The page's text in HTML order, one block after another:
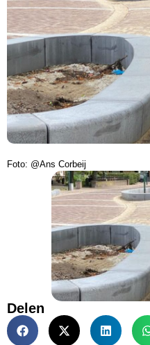
Foto: @Ans Corbeij
Delen